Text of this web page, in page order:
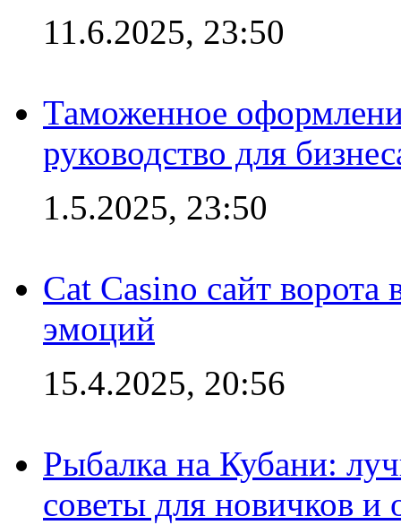
11.6.2025, 23:50
Таможенное
руководство для
1.5.2025, 23:50
Cat Casino сайт
эмоций
15.4.2025, 20:56
Рыбалка на Кубани:
советы для новичков